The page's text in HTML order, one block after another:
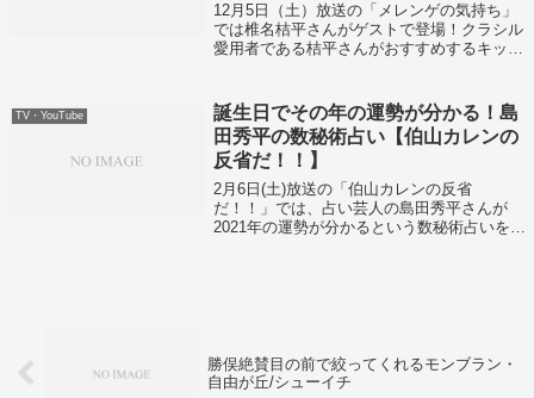
12月5日（土）放送の「メレンゲの気持ち」
では椎名桔平さんがゲストで登場！クラシル
愛用者である桔平さんがおすすめするキッチ
TV・YouTube
誕生日でその年の運勢が分かる！島
田秀平の数秘術占い【伯山カレンの
反省だ！！】
2月6日(土)放送の「伯山カレンの反省
だ！！」では、占い芸人の島田秀平さんが
2021年の運勢が分かるという数秘術占いを教
勝俣絶賛目の前で絞ってくれるモンブラン・
自由が丘/シューイチ